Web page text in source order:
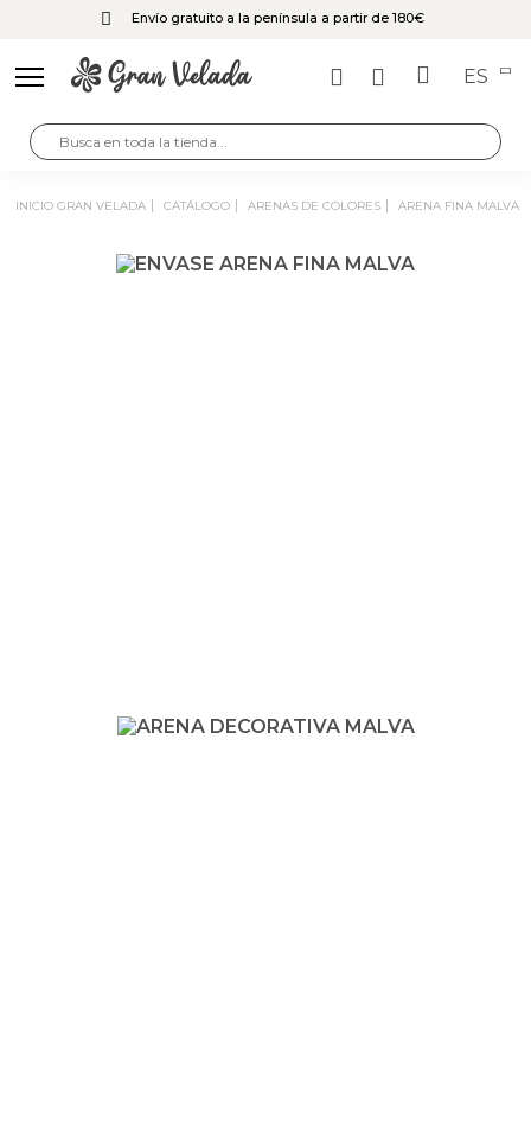
Envío gratuito a la península a partir de 180€
ES
INICIO GRAN VELADA CATÁLOGO ARENAS DE COLORES ARENA FINA MALVA